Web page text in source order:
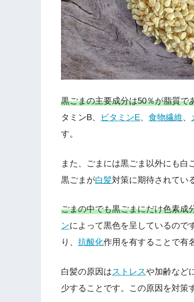
黒ごまの主要成分は50％が脂質で
タミンB、
ビタミンE、 食物繊維、
す。
また、ごまには黒ごま以外にも白
黒ごまが白髪対策に期待されてい
ごまの中でも黒ごまにだけ色素成
ンによって黒色を呈しているので
り、 抗酸化作用を有することで有
白髪の原因はストレスや加齢など
少することです。この原因を対策